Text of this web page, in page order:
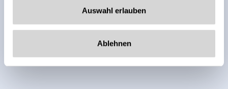
Auswahl erlauben
Ablehnen